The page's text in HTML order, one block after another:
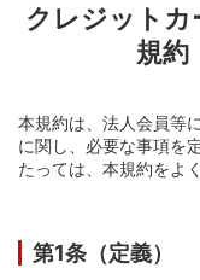
クレジットカ
規約
本規約は、法人会員等
に関し、必要な事項を
たっては、本規約をよ
第1条（定義）